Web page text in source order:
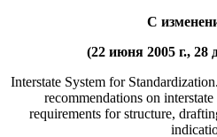
С
(22 июня 2005 г., 28
Interstate System for
recommendations on
requirements for structure,